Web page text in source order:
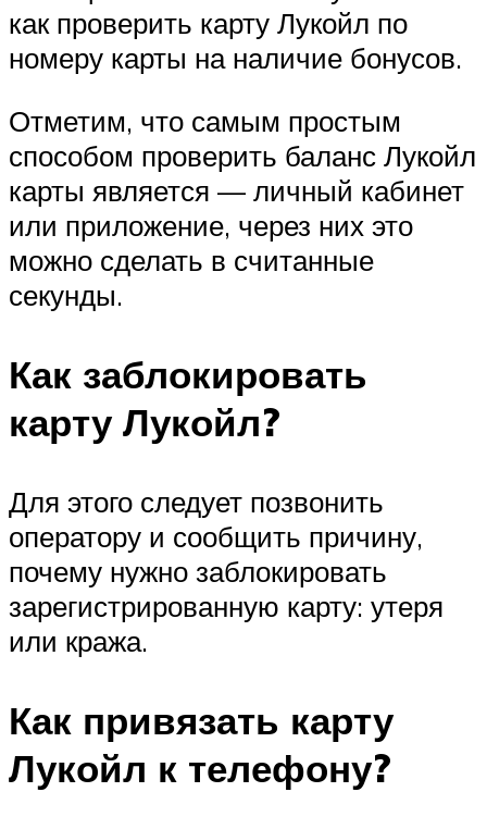
как проверить карту Лукойл по
номеру карты на наличие бонусов.
Отметим, что самым простым
способом проверить баланс Лукойл
карты является — личный кабинет
или приложение, через них это
можно сделать в считанные
секунды.
Как заблокировать
карту Лукойл?
Для этого следует позвонить
оператору и сообщить причину,
почему нужно заблокировать
зарегистрированную карту: утеря
или кража.
Как привязать карту
Лукойл к телефону?